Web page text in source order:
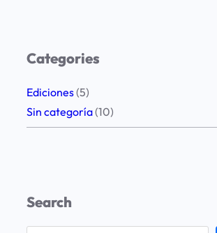
Categories
Ediciones(5)
Sin categoría(10)
Search